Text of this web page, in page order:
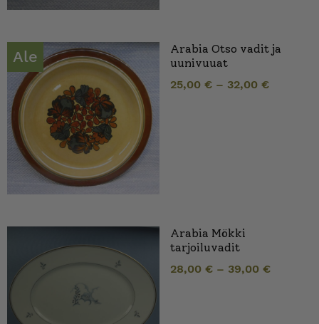
Ale
Arabia Otso vadit ja
uunivuuat
25,00 € – 32,00 €
Arabia Mökki
tarjoiluvadit
28,00 € – 39,00 €